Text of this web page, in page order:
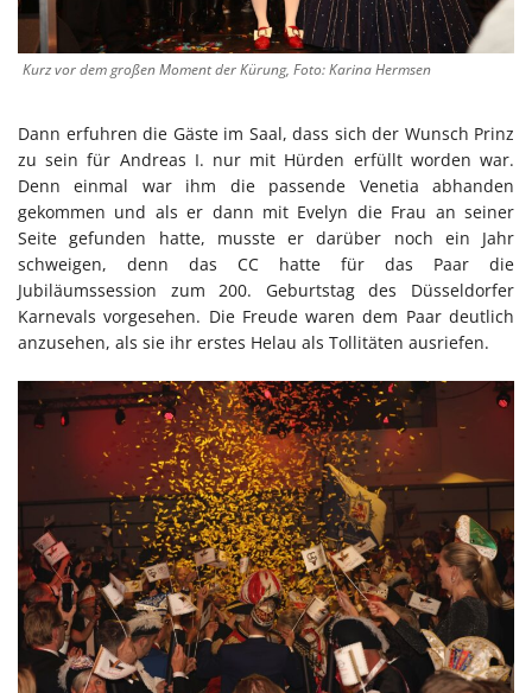
Kurz vor dem großen Moment der Kürung, Foto: Karina Hermsen
Dann erfuhren die Gäste im Saal, dass sich der Wunsch Prinz
zu sein für Andreas I. nur mit Hürden erfüllt worden war.
Denn einmal war ihm die passende Venetia abhanden
gekommen und als er dann mit Evelyn die Frau an seiner
Seite gefunden hatte, musste er darüber noch ein Jahr
schweigen, denn das CC hatte für das Paar die
Jubiläumssession zum 200. Geburtstag des Düsseldorfer
Karnevals vorgesehen. Die Freude waren dem Paar deutlich
anzusehen, als sie ihr erstes Helau als Tollitäten ausriefen.